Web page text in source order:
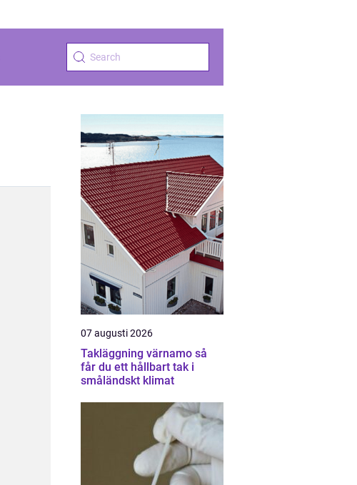
07 augusti 2026
Takläggning värnamo så
får du ett hållbart tak i
småländskt klimat